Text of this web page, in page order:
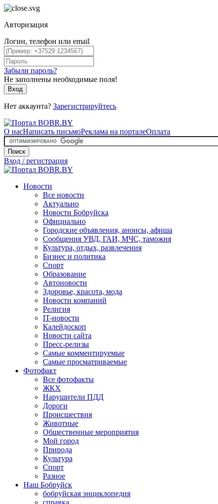
Авторизация
Логин, телефон или email
Забыли пароль?
Не заполнены необходимые поля!
Вход
Нет аккаунта? Зарегистрируйтесь
О насНаписать письмоРеклама на порталеОплата
Поиск
Вход / регистрация
Новости
Все новости
Актуально
Новости Бобруйска
Официально
Городские объявления, анонсы, афиша
Сообщения УВД, ГАИ, МЧС, таможня
Культура, отдых, развлечения
Бизнес и политика
Спорт
Образование
Автоновости
Здоровье, красота, мода
Новости компаний
Религия
IT-новости
Калейдоскоп
Новости сайта
Пресс-релизы
Самые комментируемые
Самые просматриваемые
Фотофакт
Все фотофакты
ЖКХ
Нарушители ПДД
Дороги
Происшествия
Животные
Общественные мероприятия
Мой город
Природа
Культура
Спорт
Разное
Наш Бобруйск
бобруйская энциклопедия
справка